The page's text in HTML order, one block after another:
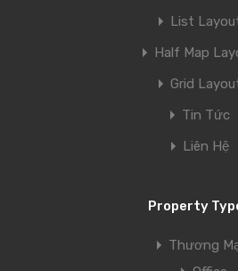
List
Half Map
Grid
Tin Tức
Liên Hệ
Property
Thương